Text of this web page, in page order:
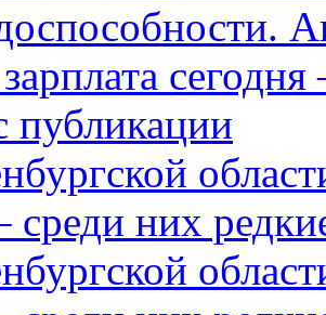
публикации
среди них